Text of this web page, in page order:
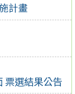
計畫
票選結果公告